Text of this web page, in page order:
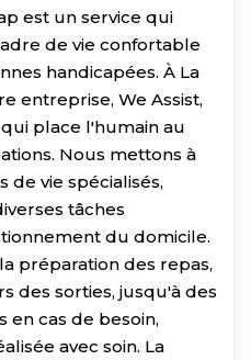
est un service qui
de vie confortable
handicapées. À La
entreprise, We Assist,
place l'humain au
Nous mettons à
de vie spécialisés,
tâches
du domicile.
préparation des repas,
des sorties, jusqu'à des
en cas de besoin,
avec soin. La